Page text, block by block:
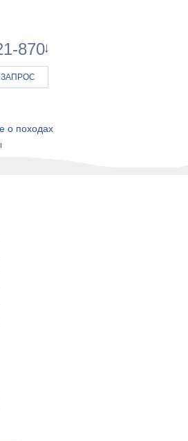
870
о походах